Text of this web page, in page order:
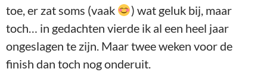
toe, er zat soms (vaak
) wat geluk bij, maar
toch… in gedachten vierde ik al een heel jaar
ongeslagen te zijn. Maar twee weken voor de
finish dan toch nog onderuit.